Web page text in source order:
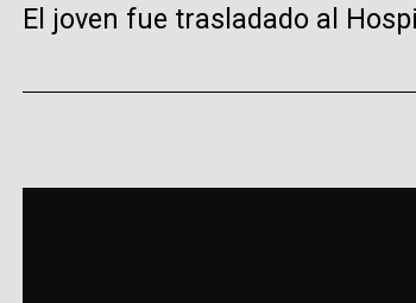
El joven fue trasladado al